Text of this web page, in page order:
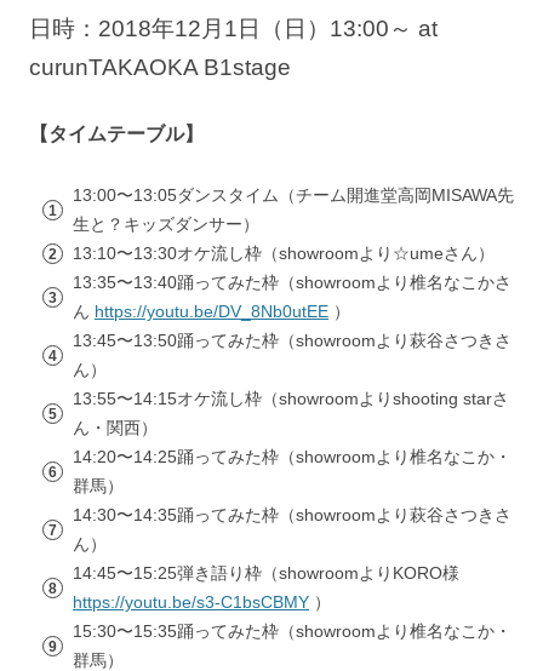
日時：2018年12月1日（日）13:00～ at
curunTAKAOKA B1stage
【タイムテーブル】
13:00〜13:05ダンスタイム（チーム開進堂高岡MISAWA先
生と？キッズダンサー）
13:10〜13:30オケ流し枠（showroomより☆umeさん）
13:35〜13:40踊ってみた枠（showroomより椎名なこかさ
ん https://youtu.be/DV_8Nb0utEE ）
13:45〜13:50踊ってみた枠（showroomより萩谷さつきさ
ん）
13:55〜14:15オケ流し枠（showroomよりshooting starさ
ん・関西）
14:20〜14:25踊ってみた枠（showroomより椎名なこか・
群馬）
14:30〜14:35踊ってみた枠（showroomより萩谷さつきさ
ん）
14:45〜15:25弾き語り枠（showroomよりKORO様
https://youtu.be/s3-C1bsCBMY ）
15:30〜15:35踊ってみた枠（showroomより椎名なこか・
群馬）